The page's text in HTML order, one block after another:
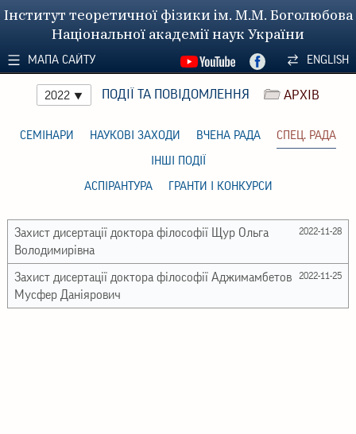
Інститут теоретичної фізики ім. М.М. Боголюбова
Національної академії наук України
МАПА САЙТУ ENGLISH
2022 ПОДІЇ ТА ПОВІДОМЛЕННЯ АРХІВ
СЕМІНАРИ НАУКОВІ ЗАХОДИ ВЧЕНА РАДА СПЕЦ. РАДА
ІНШІ ПОДІЇ
АСПІРАНТУРА ГРАНТИ І КОНКУРСИ
2022-11-28
Захист дисертації доктора філософії Щур Ольга
Володимирівна
2022-11-25
Захист дисертації доктора філософії Аджимамбетов
Мусфер Даніярович